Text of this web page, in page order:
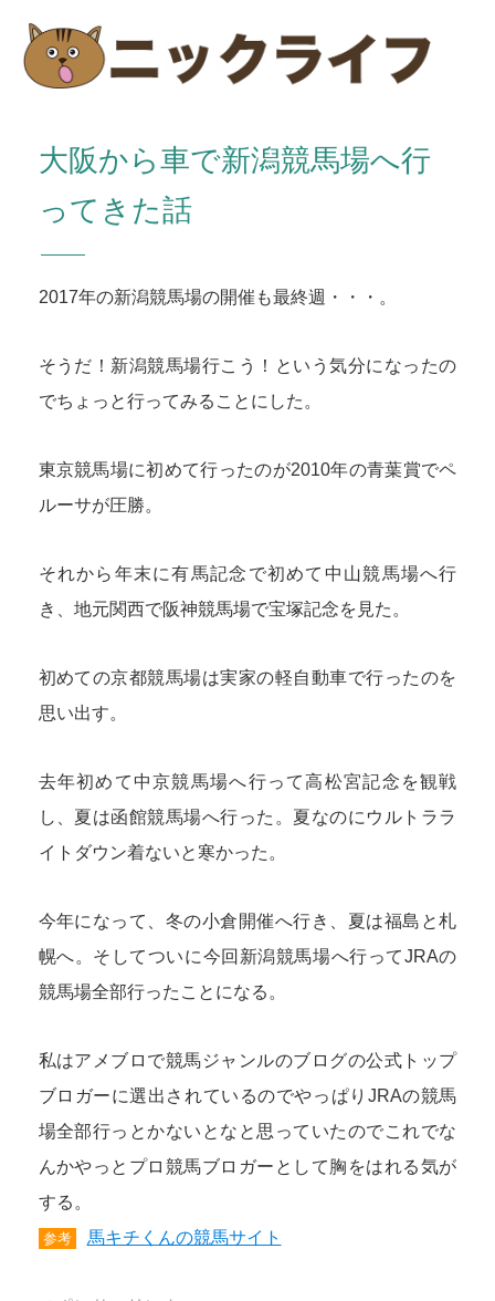
大阪から車で新潟競馬場へ行
ってきた話
2017年の新潟競馬場の開催も最終週・・・。
そうだ！新潟競馬場行こう！という気分になったの
でちょっと行ってみることにした。
東京競馬場に初めて行ったのが2010年の青葉賞でペ
ルーサが圧勝。
それから年末に有馬記念で初めて中山競馬場へ行
き、地元関西で阪神競馬場で宝塚記念を見た。
初めての京都競馬場は実家の軽自動車で行ったのを
思い出す。
去年初めて中京競馬場へ行って高松宮記念を観戦
し、夏は函館競馬場へ行った。夏なのにウルトララ
イトダウン着ないと寒かった。
今年になって、冬の小倉開催へ行き、夏は福島と札
幌へ。そしてついに今回新潟競馬場へ行ってJRAの
競馬場全部行ったことになる。
私はアメブロで競馬ジャンルのブログの公式トップ
ブロガーに選出されているのでやっぱりJRAの競馬
場全部行っとかないとなと思っていたのでこれでな
んかやっとプロ競馬ブロガーとして胸をはれる気が
する。
参考 馬キチくんの競馬サイト